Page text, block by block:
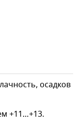
осадков
+11…+13.